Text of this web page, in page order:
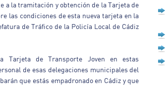
a la tramitación y obtención de la Tarjeta de
las condiciones de esta nueva tarjeta en la
de Tráfico de la Policía Local de Cádiz
Tarjeta de Transporte Joven en estas
de esas delegaciones municipales del
que estás empadronado en Cádiz y que